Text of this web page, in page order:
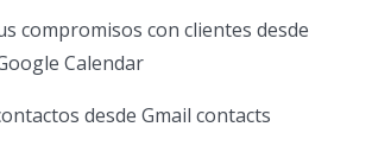
compromisos con clientes desde
Calendar
desde Gmail contacts